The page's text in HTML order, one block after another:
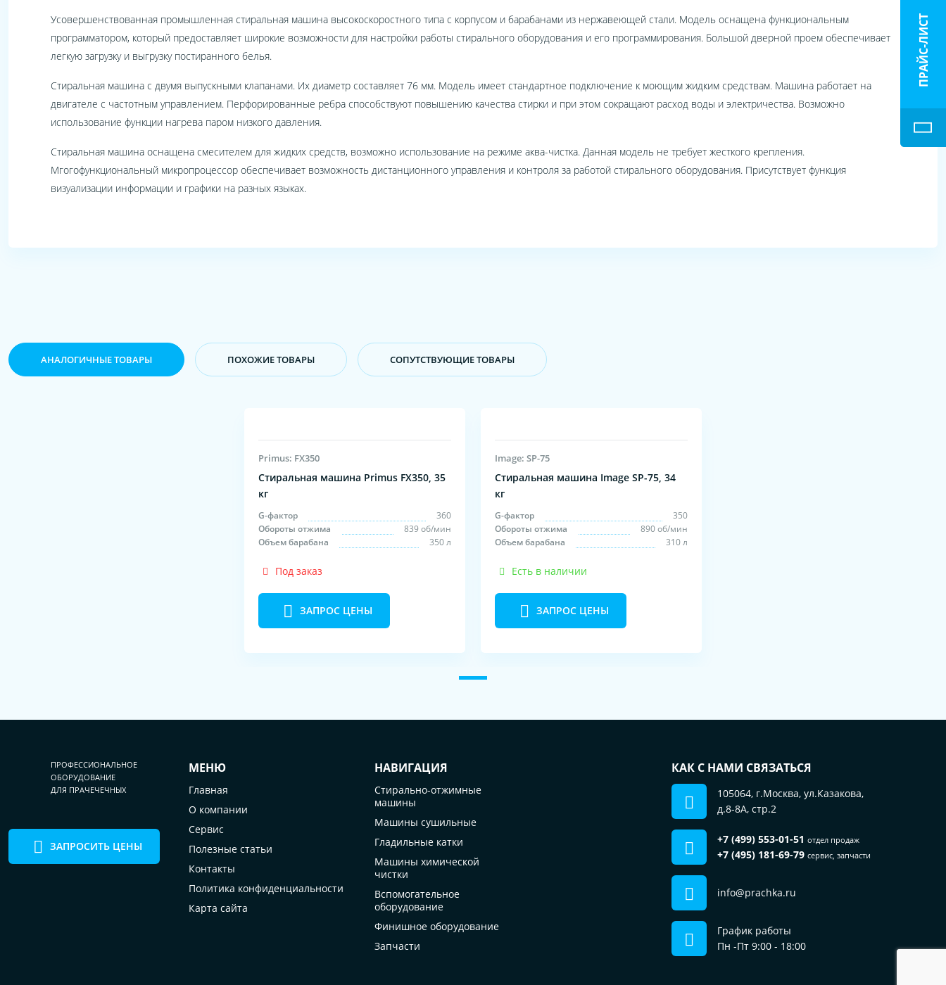
Усовершенствованная промышленная стиральная машина высокоскоростного типа с корпусом и барабанами из нержавеющей стали. Модель оснащена функциональным
программатором, который предоставляет широкие возможности для настройки работы стирального оборудования и его программирования. Большой дверной проем обеспечивает
легкую загрузку и выгрузку постиранного белья.
Стиральная машина с двумя выпускными клапанами. Их диаметр составляет 76 мм. Модель имеет стандартное подключение к моющим жидким средствам. Машина работает на
двигателе с частотным управлением. Перфорированные ребра способствуют повышению качества стирки и при этом сокращают расход воды и электричества. Возможно
использование функции нагрева паром низкого давления.
Стиральная машина оснащена смесителем для жидких средств, возможно использование на режиме аква-чистка. Данная модель не требует жесткого крепления.
Мгогофункциональный микропроцессор обеспечивает возможность дистанционного управления и контроля за работой стирального оборудования. Присутствует функция
визуализации информации и графики на разных языках.
АНАЛОГИЧНЫЕ ТОВАРЫ ПОХОЖИЕ ТОВАРЫ CОПУТСТВУЮЩИЕ ТОВАРЫ
Primus: FX350
Стиральная машина Primus FX350, 35
кг
G-фактор
360
Обороты отжима
839 об/мин
Объем барабана
350 л
Под заказ
ЗАПРОС ЦЕНЫ
Image: SP-75
Стиральная машина Image SP-75, 34
кг
G-фактор
350
Обороты отжима
890 об/мин
Объем барабана
310 л
Есть в наличии
ЗАПРОС ЦЕНЫ
Пользуясь сайтом, вы соглашаетесь на
использование файлов cookie.
ПРОФЕССИОНАЛЬНОЕ
ОБОРУДОВАНИЕ
ДЛЯ ПРАЧЕЧЕЧНЫХ
ЗАПРОСИТЬ ЦЕНЫ
МЕНЮ
Главная
О компании
Сервис
Полезные статьи
Контакты
Политика конфиденциальности
Карта сайта
НАВИГАЦИЯ
Стирально-отжимные
машины
Машины сушильные
Гладильные катки
Машины химической
чистки
Вспомогательное
оборудование
Финишное оборудование
Запчасти
КАК С НАМИ СВЯЗАТЬСЯ
105064, г.Москва, ул.Казакова,
д.8-8А, стр.2
+7 (499) 553-01-51 отдел продаж
+7 (495) 181-69-79 сервис, запчасти
info@prachka.ru
График работы
Пн -Пт 9:00 - 18:00
ПРАЙС-ЛИСТ